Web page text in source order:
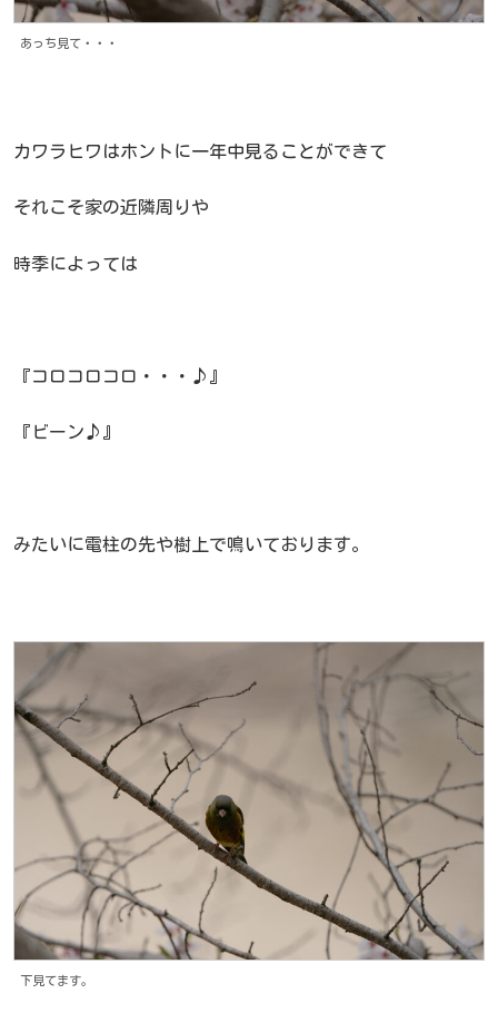
あっち見て・・・
カワラヒワはホントに一年中見ることができて
それこそ家の近隣周りや
時季によっては
『コロコロコロ・・・♪』
『ビーン♪』
みたいに電柱の先や樹上で鳴いております。
下見てます。